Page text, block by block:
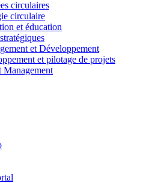
circulaires
circulaire
et éducation
et Développement
et pilotage de projets
Management